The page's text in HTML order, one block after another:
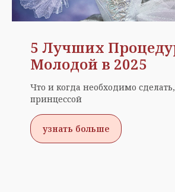
5 Лучших
Молодой в 2025
Что и когда необходимо
принцессой
узнать больше